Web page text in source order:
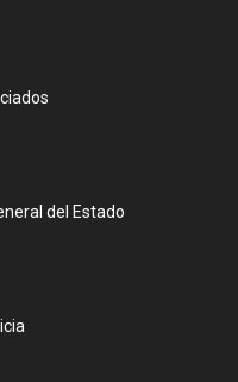
del Estado